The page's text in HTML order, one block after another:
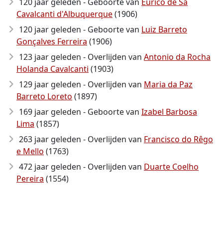
Cavalcanti d'Albuquerque(1906)
120 jaar geleden - Geboorte van Luiz Barreto
Gonçalves Ferreira (1906)
123 jaar geleden - Overlijden van Antonio da Rocha
Holanda Cavalcanti (1903)
129 jaar geleden - Overlijden van Maria da Paz
Barreto Loreto (1897)
169 jaar geleden - Geboorte van Izabel Barbosa
Lima (1857)
263 jaar geleden - Overlijden van Francisco do Rêgo
e Mello (1763)
472 jaar geleden - Overlijden van Duarte Coelho
Pereira (1554)